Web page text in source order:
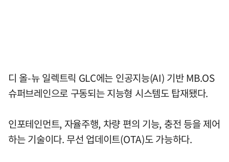
디 올-뉴 일렉트릭 GLC에는 인공지능(AI) 기반 MB.OS
슈퍼브레인으로 구동되는 지능형 시스템도 탑재됐다.
인포테인먼트, 자율주행, 차량 편의 기능, 충전 등을 제어
하는 기술이다. 무선 업데이트(OTA)도 가능하다.